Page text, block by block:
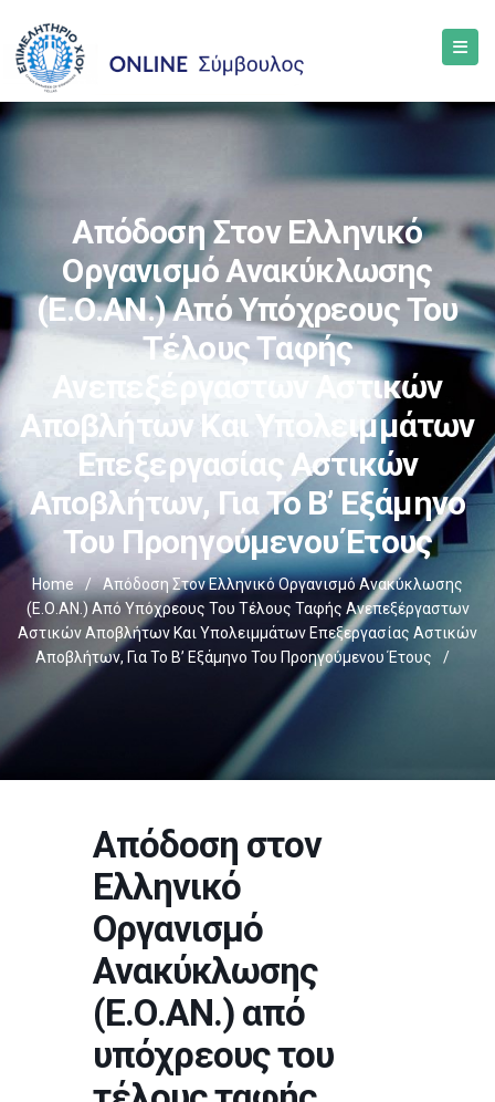
Απόδοση Στον Ελληνικό
Οργανισμό Ανακύκλωσης
(Ε.Ο.ΑΝ.) Από Υπόχρεους Του
Τέλους Ταφής
Ανεπεξέργαστων Αστικών
Αποβλήτων Και Υπολειμμάτων
Επεξεργασίας Αστικών
Αποβλήτων, Για Το Β’ Εξάμηνο
Του Προηγούμενου Έτους
Home /
Απόδοση Στον Ελληνικό Οργανισμό Ανακύκλωσης
(Ε.Ο.ΑΝ.) Από Υπόχρεους Του Τέλους Ταφής Ανεπεξέργαστων
Αστικών Αποβλήτων Και Υπολειμμάτων Επεξεργασίας Αστικών
Αποβλήτων, Για Το Β’ Εξάμηνο Του Προηγούμενου Έτους
/
Απόδοση στον
Ελληνικό
Οργανισμό
Ανακύκλωσης
(Ε.Ο.ΑΝ.) από
υπόχρεους του